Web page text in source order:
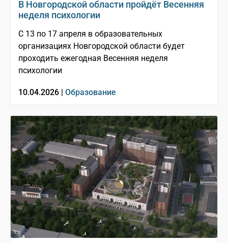
В Новгородской области пройдёт Весенняя
неделя психологии
С 13 по 17 апреля в образовательных
организациях Новгородской области будет
проходить ежегодная Весенняя неделя
психологии
10.04.2026 | Образование